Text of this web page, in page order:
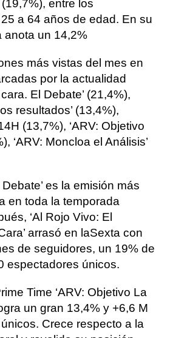
entre los
a 64 años de edad. En su
anota un 14,2%
más vistas del mes en
por la actualidad
El Debate’ (21,4%),
resultados’ (13,4%),
(13,7%), ‘ARV: Objetivo
‘ARV: Moncloa el Análisis’
Debate’ es la emisión más
en toda la temporada
‘Al Rojo Vivo: El
arrasó en laSexta con
de seguidores, un 19% de
espectadores únicos.
Time ‘ARV: Objetivo La
un gran 13,4% y +6,6 M
Crece respecto a la